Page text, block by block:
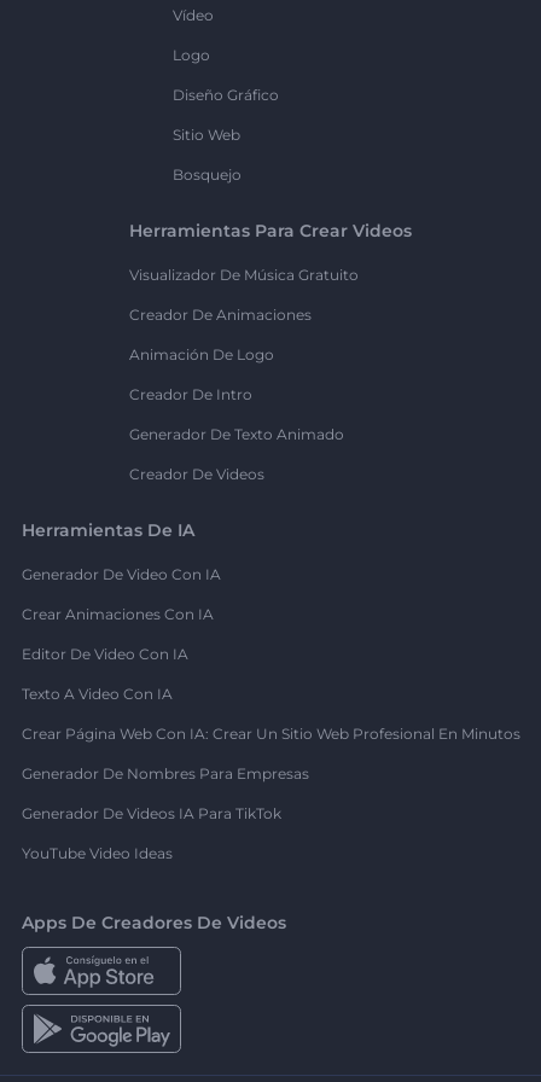
Vídeo
Logo
Diseño Gráfico
Sitio Web
Bosquejo
Herramientas Para Crear Videos
Visualizador De Música Gratuito
Creador De Animaciones
Animación De Logo
Creador De Intro
Generador De Texto Animado
Creador De Videos
Herramientas De IA
Generador De Video Con IA
Crear Animaciones Con IA
Editor De Video Con IA
Texto A Video Con IA
Crear Página Web Con IA: Crear Un Sitio Web Profesional En Minutos
Generador De Nombres Para Empresas
Generador De Videos IA Para TikTok
YouTube Video Ideas
Apps De Creadores De Videos